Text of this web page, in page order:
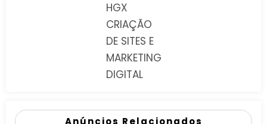
HGX
CRIAÇÃO
DE SITES E
MARKETING
DIGITAL
Anúncios Relacionados